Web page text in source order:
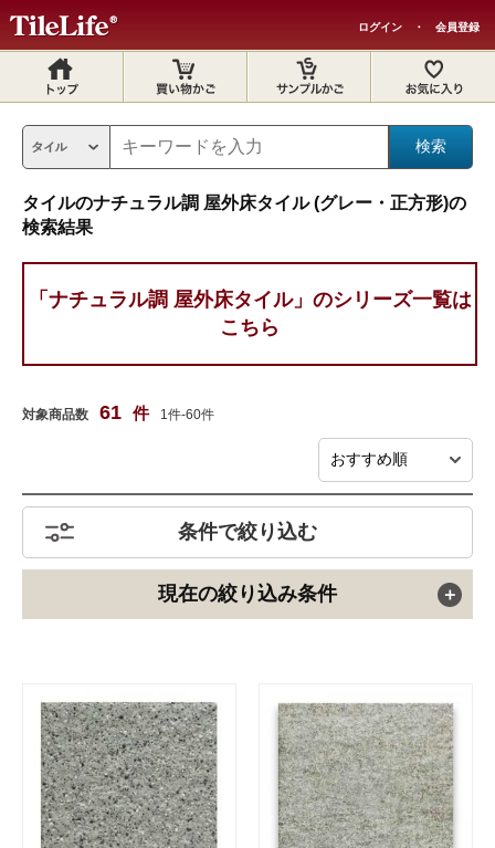
ログイン ・ 会員登録
タイルのナチュラル調 屋外床タイル (グレー・正方形)の
検索結果
「ナチュラル調 屋外床タイル」のシリーズ一覧は
こちら
対象商品数 61 件 1件-60件
条件で絞り込む
現在の絞り込み条件